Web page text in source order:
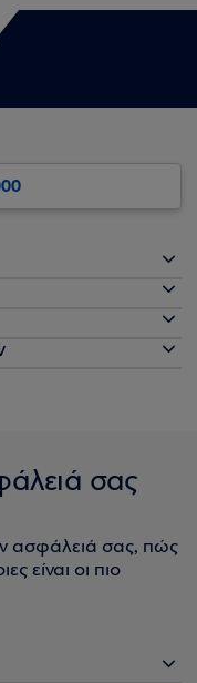
σας
ασφάλειά σας, πώς
είναι οι πιο